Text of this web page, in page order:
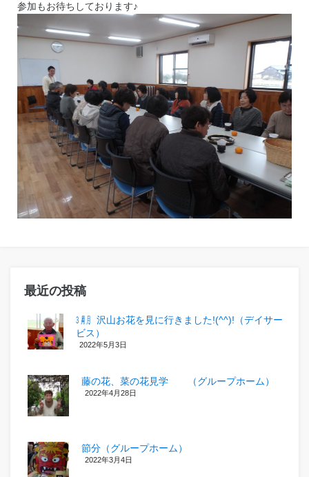
参加もお待ちしております♪
最近の投稿
㋂㋃、沢山お花を見に行きました!(^^)!（デイサー
ビス）
2022年5月3日
藤の花、菜の花見学 （グループホーム）
2022年4月28日
節分（グループホーム）
2022年3月4日